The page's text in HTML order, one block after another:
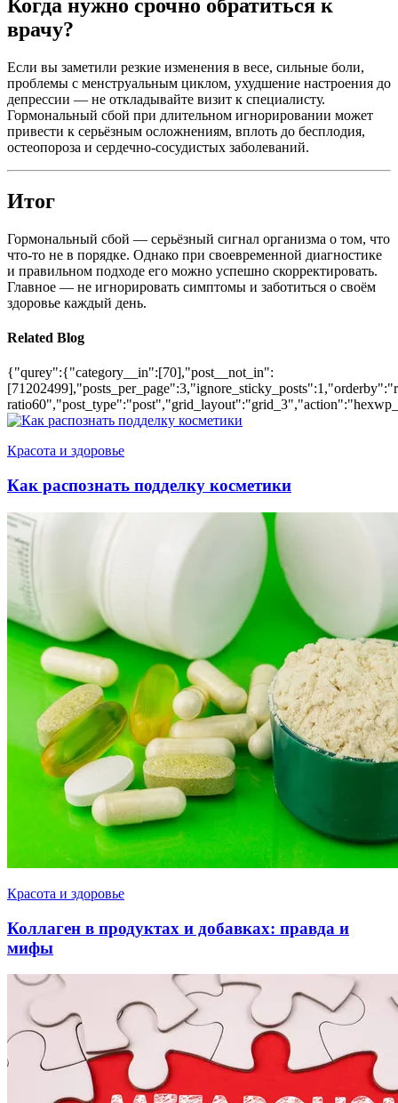
Когда нужно срочно обратиться к
врачу?
Если вы заметили резкие изменения в весе, сильные боли,
проблемы с менструальным циклом, ухудшение настроения до
депрессии — не откладывайте визит к специалисту.
Гормональный сбой при длительном игнорировании может
привести к серьёзным осложнениям, вплоть до бесплодия,
остеопороза и сердечно-сосудистых заболеваний.
Итог
Гормональный сбой — серьёзный сигнал организма о том, что
что-то не в порядке. Однако при своевременной диагностике
и правильном подходе его можно успешно скорректировать.
Главное — не игнорировать симптомы и заботиться о своём
здоровье каждый день.
Related Blog
{"qurey":{"category__in":[70],"post__not_in":
Красота и здоровье
Как распознать подделку косметики
Красота и здоровье
Коллаген в продуктах и добавках: правда и
мифы